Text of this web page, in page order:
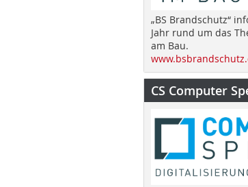
„BS Brandschutz“
Jahr rund um das
am Bau.
CS Computer